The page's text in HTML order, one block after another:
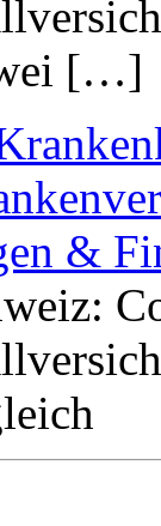
[…]
&